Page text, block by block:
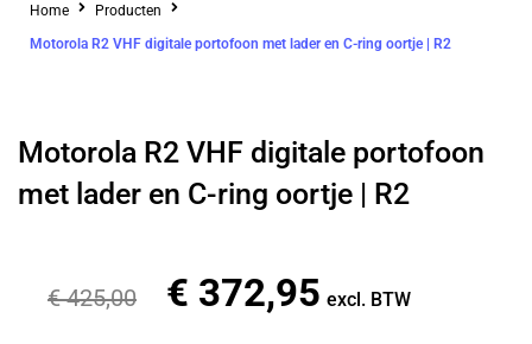
Home
Producten
Motorola R2 VHF digitale portofoon met lader en C-ring oortje | R2
Motorola R2 VHF digitale portofoon
met lader en C-ring oortje | R2
€425,00
Oorspronkelijke
€ 372,95 Huidige
excl. BTW